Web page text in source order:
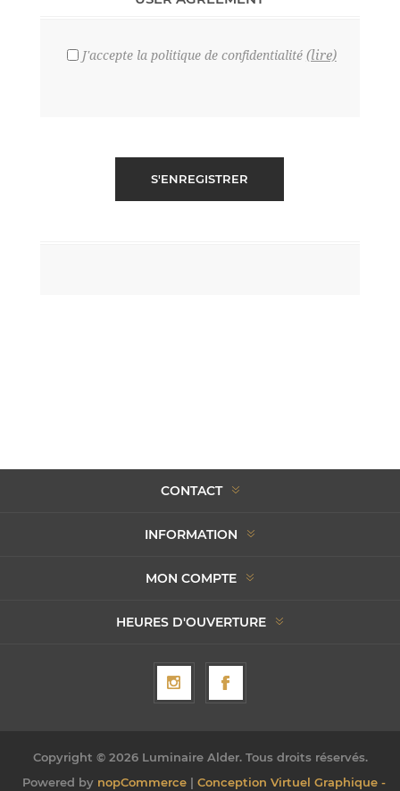
J'accepte la politique de confidentialité (lire)
CONTACT
INFORMATION
MON COMPTE
HEURES D'OUVERTURE
Copyright © 2026 Luminaire Alder. Tous droits réservés.
Powered by nopCommerce| Conception Virtuel Graphique -